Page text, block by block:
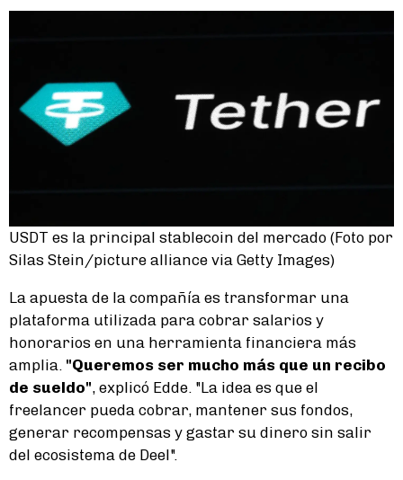
USDT es la principal stablecoin del mercado (Foto por
Silas Stein/picture alliance via Getty Images)
La apuesta de la compañía es transformar una
plataforma utilizada para cobrar salarios y
honorarios en una herramienta financiera más
amplia. "Queremos ser mucho más que un recibo
de sueldo", explicó Edde. "La idea es que el
freelancer pueda cobrar, mantener sus fondos,
generar recompensas y gastar su dinero sin salir
del ecosistema de Deel".